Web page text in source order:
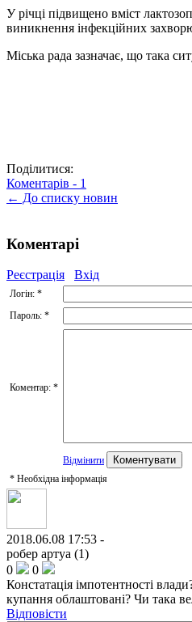
У річці підвищено вміст
виникнення інфекційних
Міська рада зазначає, що така
Поділитися:
Коментарів - 1
← До списку новин
Коментарі
Реєстрація Вхід
Логін: *
Пароль: *
Коментар: *
Відмінити
* Необхідна інформація
2018.06.08 17:53 -
робер артуа (1)
0
0
Констатація імпотентності
купання облаштовані? Чи така
Відповісти